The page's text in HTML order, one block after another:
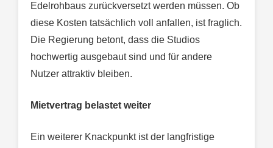
Edelrohbaus zurückversetzt werden müssen. Ob
diese Kosten tatsächlich voll anfallen, ist fraglich.
Die Regierung betont, dass die Studios
hochwertig ausgebaut sind und für andere
Nutzer attraktiv bleiben.
Mietvertrag belastet weiter
Ein weiterer Knackpunkt ist der langfristige